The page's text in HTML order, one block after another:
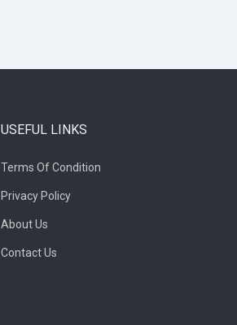
USEFUL LINKS
Terms Of Condition
Privacy Policy
About Us
Contact Us